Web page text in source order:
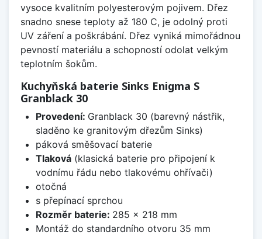
vysoce kvalitním polyesterovým pojivem. Dřez
snadno snese teploty až 180 C, je odolný proti
UV záření a poškrábání. Dřez vyniká mimořádnou
pevností materiálu a schopností odolat velkým
teplotním šokům.
Kuchyňská baterie Sinks Enigma S
Granblack 30
Provedení: Granblack 30 (barevný nástřik,
sladěno ke granitovým dřezům Sinks)
páková směšovací baterie
Tlaková(klasická baterie pro připojení k
vodnímu řádu nebo tlakovému ohřívači)
otočná
s přepínací sprchou
Rozměr baterie: 285 x 218 mm
Montáž do standardního otvoru 35 mm